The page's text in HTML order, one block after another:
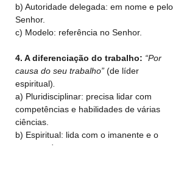
b) Autoridade delegada: em nome e pelo
Senhor.
c) Modelo: referência no Senhor.
4. A diferenciação do trabalho: “Por
causa do seu trabalho” (de líder
espiritual)
a) Pluridisciplinar: precisa lidar com
competências e habilidades de várias
ciências.
b) Espiritual: lida com o imanente e o
transcendente.